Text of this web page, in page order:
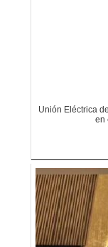
Unión Eléctrica
en